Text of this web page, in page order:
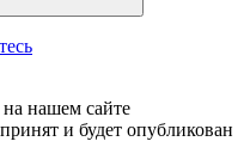
нашем сайте
и будет опубликован